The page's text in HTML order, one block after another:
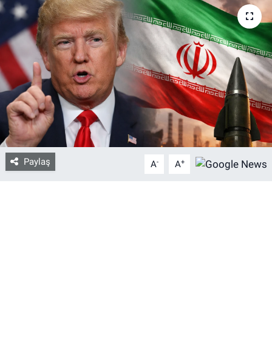
Paylaş A- A+
İLAN
Bize ulaşın
İletişim/Künye
Yaşam
Gözden Kaçmasın